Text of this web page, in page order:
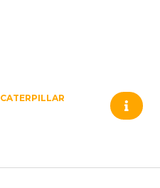
CATERPILLAR